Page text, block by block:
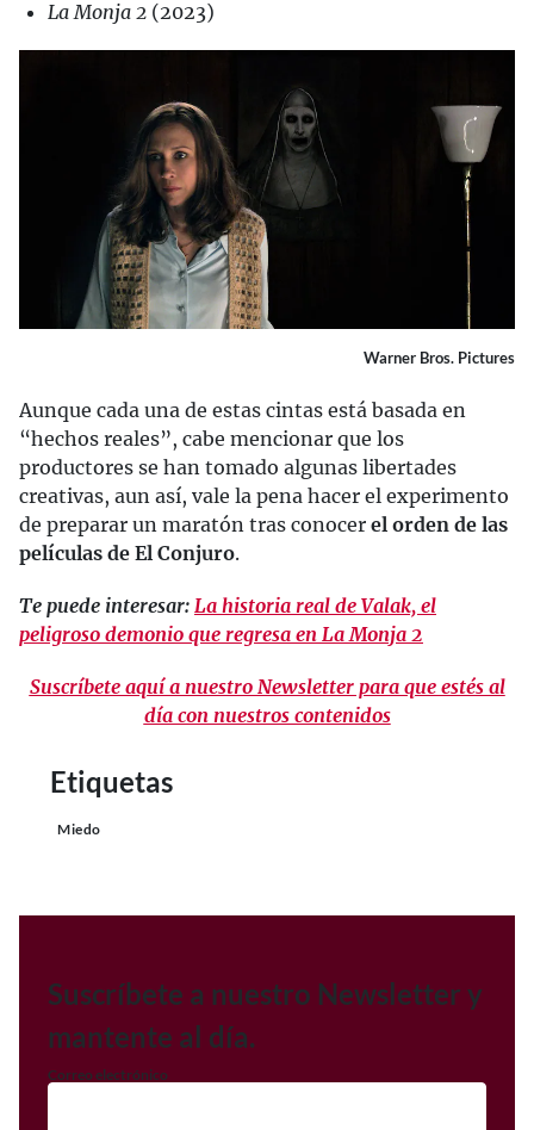
La Monja 2 (2023)
Warner Bros. Pictures
Aunque cada una de estas cintas está basada en
“hechos reales”, cabe mencionar que los
productores se han tomado algunas libertades
creativas, aun así, vale la pena hacer el experimento
de preparar un maratón tras conocer el orden de las
películas de El Conjuro.
Te puede interesar: La historia real de Valak, el
peligroso demonio que regresa en La Monja 2
Suscríbete aquí a nuestro Newsletter para que estés al
día con nuestros contenidos
Etiquetas
Miedo
Suscríbete a nuestro Newsletter y
mantente al día.
Correo electrónico